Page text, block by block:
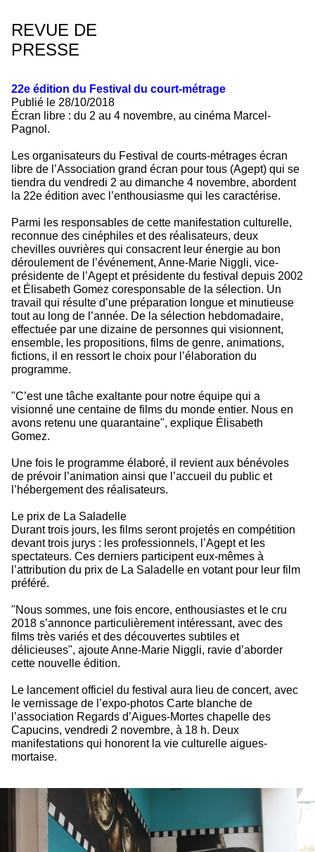
REVUE DE
PRESSE
22e édition du Festival du court-métrage
Publié le 28/10/2018
Écran libre : du 2 au 4 novembre, au cinéma Marcel-
Pagnol.
Les organisateurs du Festival de courts-métrages écran
libre de l’Association grand écran pour tous (Agept) qui se
tiendra du vendredi 2 au dimanche 4 novembre, abordent
la 22e édition avec l’enthousiasme qui les caractérise.
Parmi les responsables de cette manifestation culturelle,
reconnue des cinéphiles et des réalisateurs, deux
chevilles ouvrières qui consacrent leur énergie au bon
déroulement de l’événement, Anne-Marie Niggli, vice-
présidente de l’Agept et présidente du festival depuis 2002
et Élisabeth Gomez coresponsable de la sélection. Un
travail qui résulte d’une préparation longue et minutieuse
tout au long de l’année. De la sélection hebdomadaire,
effectuée par une dizaine de personnes qui visionnent,
ensemble, les propositions, films de genre, animations,
fictions, il en ressort le choix pour l’élaboration du
programme.
"C’est une tâche exaltante pour notre équipe qui a
visionné une centaine de films du monde entier. Nous en
avons retenu une quarantaine", explique Élisabeth
Gomez.
Une fois le programme élaboré, il revient aux bénévoles
de prévoir l’animation ainsi que l’accueil du public et
l’hébergement des réalisateurs.
Le prix de La Saladelle
Durant trois jours, les films seront projetés en compétition
devant trois jurys : les professionnels, l’Agept et les
spectateurs. Ces derniers participent eux-mêmes à
l’attribution du prix de La Saladelle en votant pour leur film
préféré.
"Nous sommes, une fois encore, enthousiastes et le cru
2018 s’annonce particulièrement intéressant, avec des
films très variés et des découvertes subtiles et
délicieuses", ajoute Anne-Marie Niggli, ravie d’aborder
cette nouvelle édition.
Le lancement officiel du festival aura lieu de concert, avec
le vernissage de l’expo-photos Carte blanche de
l’association Regards d’Aigues-Mortes chapelle des
Capucins, vendredi 2 novembre, à 18 h. Deux
manifestations qui honorent la vie culturelle aigues-
mortaise.